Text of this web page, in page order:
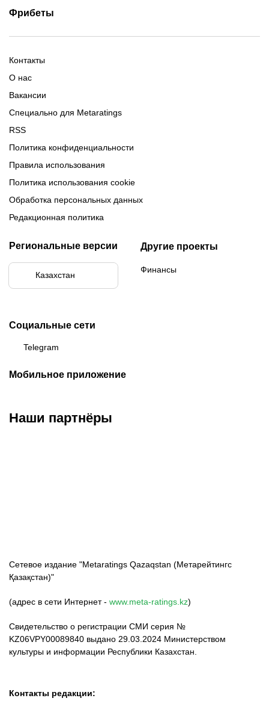
За установку приложения
Фрибеты
Старым игрокам
Фрибет на День Рождения
Контакты
О нас
Вакансии
Специально для Metaratings
RSS
Политика конфиденциальности
Правила использования
Политика использования cookie
Обработка персональных данных
Редакционная политика
Региональные версии
Казахстан
Другие проекты
Финансы
Социальные сети
Telegram
Мобильное приложение
Наши партнёры
Сетевое издание "Metaratings Qazaqstan (Метарейтингс
Қазақстан)"
(адрес в сети Интернет - www.meta-ratings.kz)
Свидетельство о регистрации СМИ серия №
KZ06VPY00089840 выдано 29.03.2024 Министерством
культуры и информации Республики Казахстан.
Контакты редакции: